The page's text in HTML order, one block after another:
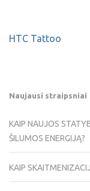
HTC Tattoo
Naujausi straipsniai
KAIP NAUJOS
ŠILUMOS ENERGIJĄ?
KAIP